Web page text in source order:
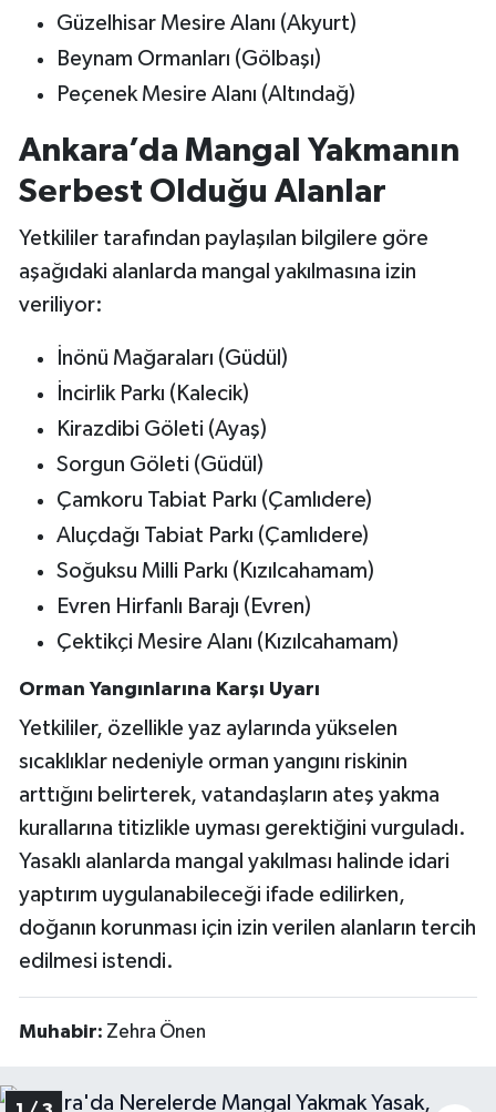
Güzelhisar Mesire Alanı (Akyurt)
Beynam Ormanları (Gölbaşı)
Peçenek Mesire Alanı (Altındağ)
Ankara’da Mangal Yakmanın
Serbest Olduğu Alanlar
Yetkililer tarafından paylaşılan bilgilere göre
aşağıdaki alanlarda mangal yakılmasına izin
veriliyor:
İnönü Mağaraları (Güdül)
İncirlik Parkı (Kalecik)
Kirazdibi Göleti (Ayaş)
Sorgun Göleti (Güdül)
Çamkoru Tabiat Parkı (Çamlıdere)
Aluçdağı Tabiat Parkı (Çamlıdere)
Soğuksu Milli Parkı (Kızılcahamam)
Evren Hirfanlı Barajı (Evren)
Çektikçi Mesire Alanı (Kızılcahamam)
Orman Yangınlarına Karşı Uyarı
Yetkililer, özellikle yaz aylarında yükselen
sıcaklıklar nedeniyle orman yangını riskinin
arttığını belirterek, vatandaşların ateş yakma
kurallarına titizlikle uyması gerektiğini vurguladı.
Yasaklı alanlarda mangal yakılması halinde idari
yaptırım uygulanabileceği ifade edilirken,
doğanın korunması için izin verilen alanların tercih
edilmesi istendi.
Muhabir: Zehra Önen